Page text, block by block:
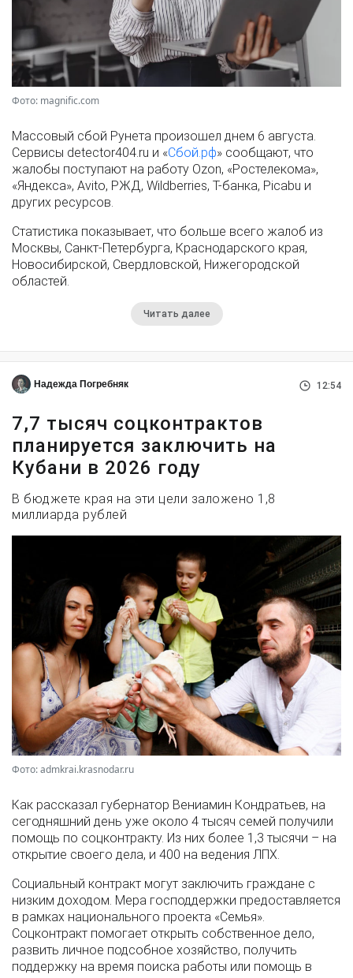
Фото: magnific.com
Массовый сбой Рунета произошел днем 6 августа.
Сервисы detector404.ru и «Сбой.рф» сообщают, что
жалобы поступают на работу Ozon, «Ростелекома»,
«Яндекса», Avito, РЖД, Wildberries, Т-банка, Picabu и
других ресурсов.
Статистика показывает, что больше всего жалоб из
Москвы, Санкт-Петербурга, Краснодарского края,
Новосибирской, Свердловской, Нижегородской
областей.
Читать далее
Надежда Погребняк 12:54
7,7 тысяч соцконтрактов
планируется заключить на
Кубани в 2026 году
В бюджете края на эти цели заложено 1,8
миллиарда рублей
Фото: admkrai.krasnodar.ru
Как рассказал губернатор Вениамин Кондратьев, на
сегодняшний день уже около 4 тысяч семей получили
помощь по соцконтракту. Из них более 1,3 тысячи – на
открытие своего дела, и 400 на ведения ЛПХ.
Социальный контракт могут заключить граждане с
низким доходом. Мера господдержки предоставляется
в рамках национального проекта «Семья».
Соцконтракт помогает открыть собственное дело,
развить личное подсобное хозяйство, получить
поддержку на время поиска работы или помощь в